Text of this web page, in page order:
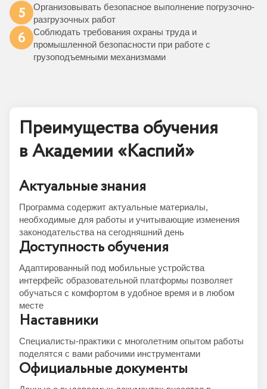
5
Организовывать безопасное выполнение погрузочно-
разгрузочных работ
6
Cоблюдать требования охраны труда и
промышленной безопасности при работе с
грузоподъемными механизмами
Преимущества обучения
в Академии «Каспий»
Актуальные знания
Программа содержит актуальные материалы,
необходимые для работы и учитывающие изменения
законодательства на сегодняшний день
Доступность обучения
Адаптированный под мобильные устройства
интерфейс образовательной платформы позволяет
обучаться с комфортом в удобное время и в любом
месте
Наставники
Специалисты-практики с многолетним опытом работы
поделятся с вами рабочими инструментами
Официальные документы